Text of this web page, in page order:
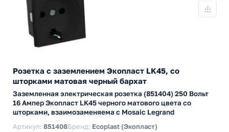
Розетка с заземлением Экопласт LK45, со
шторками матовая черный бархат
Заземленная электрическая розетка (851404) 250 Вольт
16 Ампер Экопласт LK45 черного матового цвета со
шторками, взаимозаменяема с Mosaic Legrand
Артикул: 851408Бренд: Ecoplast (Экопласт)